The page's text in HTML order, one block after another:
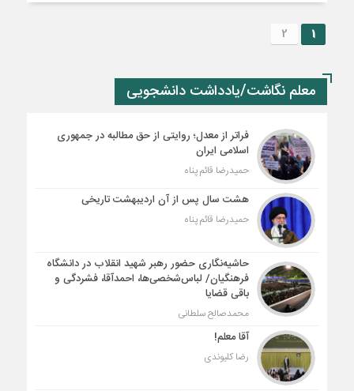
1
2
معلم نگاشت/یادداشت دانشجویی
فراتر از معدل؛ روایتی از حق مطالبه در جمهوری
اسلامی ایران
حمیدرضا قائم پناه
هشت سال پس از آن اردیبهشت تاریخی
حمیدرضا قائم پناه
حاشیه‌نگاری حضور رهبر شهید انقلاب در دانشگاه
فرهنگیان/ لباس‌شخصی‌ها، احمدآقا، فشردگی و
باقی قضایا
محمدصالح سلطانی
آقا معلم!
رضا کلیوندی